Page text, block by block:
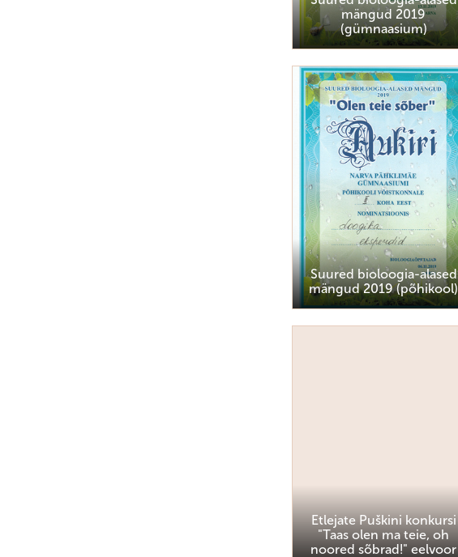
mängud 2019
(gümnaasium)
Suured bioloogia-alased
mängud 2019 (põhikool)
Etlejate Puškini konkursi
"Taas olen ma teie, oh
noored sõbrad!" eelvoor